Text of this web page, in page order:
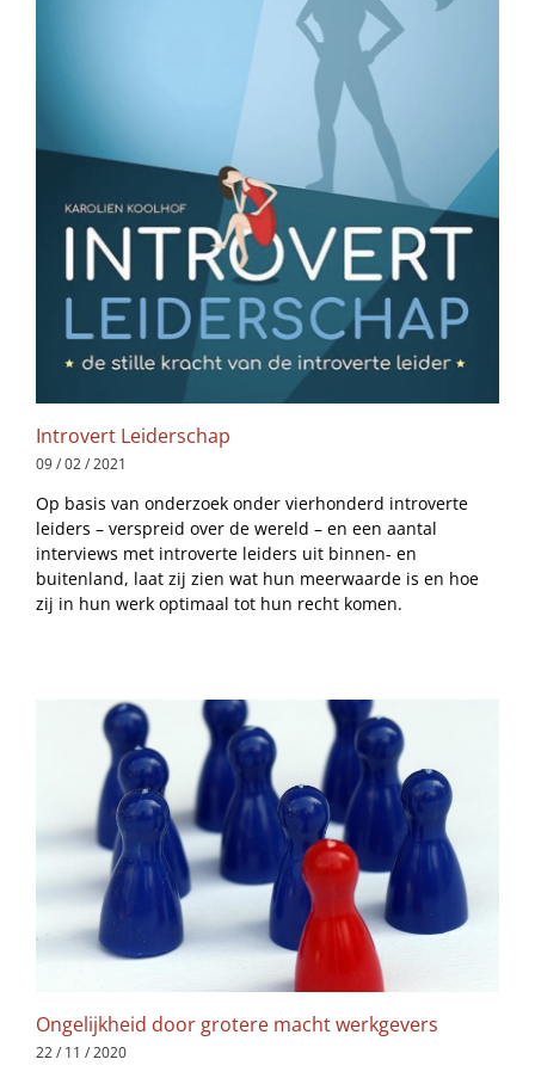
Introvert Leiderschap
09 / 02 / 2021
Op basis van onderzoek onder vierhonderd introverte
leiders – verspreid over de wereld – en een aantal
interviews met introverte leiders uit binnen- en
buitenland, laat zij zien wat hun meerwaarde is en hoe
zij in hun werk optimaal tot hun recht komen.
Ongelijkheid door grotere macht werkgevers
22 / 11 / 2020